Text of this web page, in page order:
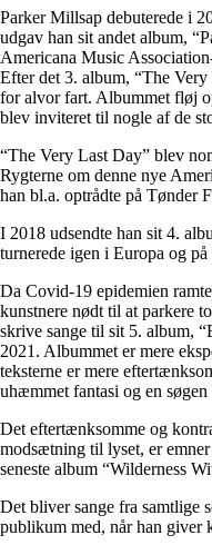
Parker Millsap debuterede i
udgav han sit andet album,
Americana Music
Efter det 3. album, “The
for alvor fart. Albummet fløj
blev inviteret til nogle af de
“The Very Last Day” blev
Rygterne om denne nye
han bl.a. optrådte på Tønder
I 2018 udsendte han sit 4.
turnerede igen i Europa og
Da Covid-19 epidemien
kunstnere nødt til at parkere
skrive sange til sit 5. album,
2021. Albummet er mere
teksterne er mere
uhæmmet fantasi og en
Det eftertænksomme og
modsætning til lyset, er
seneste album “Wilderness
Det bliver sange fra samtlige
publikum med, når han giver